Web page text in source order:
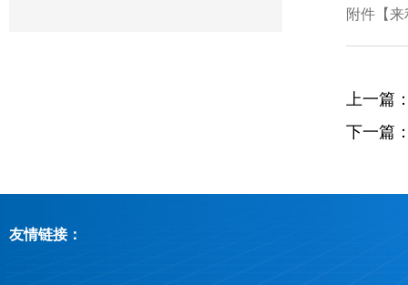
附件【来
上一篇
下一篇
友情链接：